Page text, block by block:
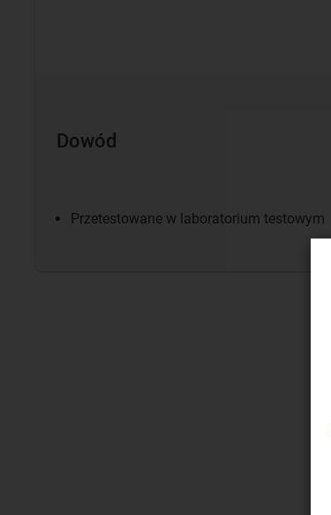
Dowód
Przetestowane w laboratorium testowym